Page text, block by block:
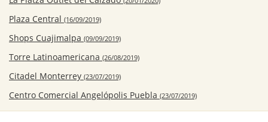
Plaza Central (16/09/2019)
Shops Cuajimalpa (09/09/2019)
Torre Latinoamericana (26/08/2019)
Citadel Monterrey (23/07/2019)
Centro Comercial Angelópolis Puebla (23/07/2019)